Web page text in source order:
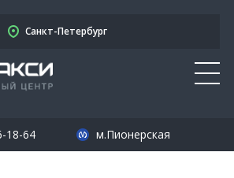
Санкт-Петербург
18-64 м.Пионерская